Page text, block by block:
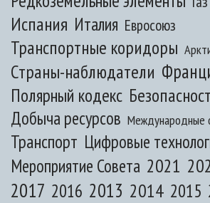
Испания Италия Евросоюз
Транспортные коридоры
Страны-наблюдатели
Полярный кодекс
Добыча ресурсов Международные
Транспорт Цифровые
Мероприятие Совета 2021
2017 2016 2013 2014 2015